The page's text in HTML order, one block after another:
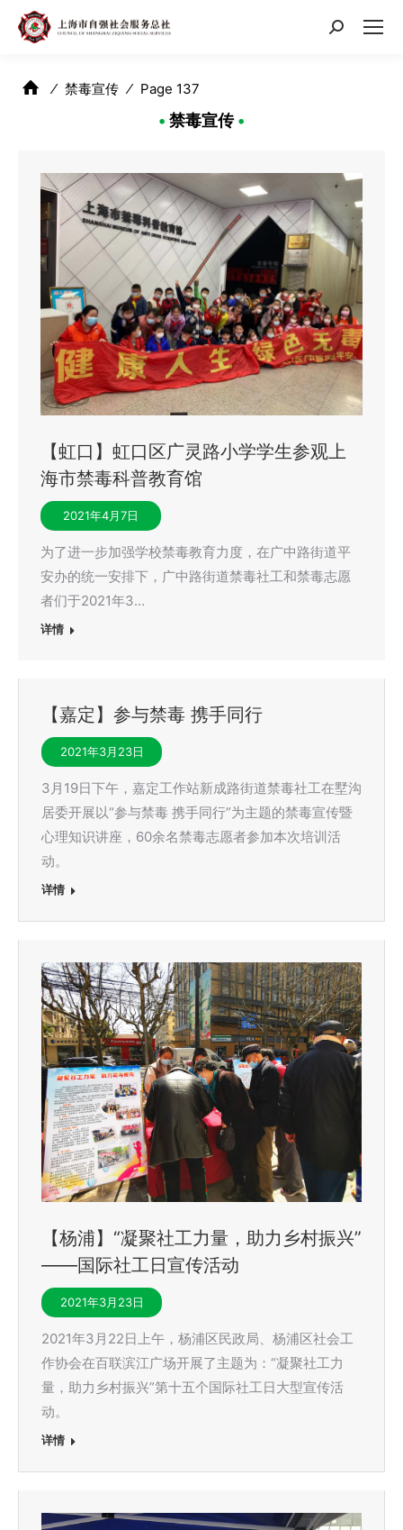
搜
⁄ 禁毒宣传 ⁄ Page 137
• 禁毒宣传•
【虹口】虹口区广灵路小学学生参观上
海市禁毒科普教育馆
2021年4月7日
为了进一步加强学校禁毒教育力度，在广中路街道平
安办的统一安排下，广中路街道禁毒社工和禁毒志愿
者们于2021年3…
详情
【嘉定】参与禁毒 携手同行
2021年3月23日
3月19日下午，嘉定工作站新成路街道禁毒社工在墅沟
居委开展以“参与禁毒 携手同行”为主题的禁毒宣传暨
心理知识讲座，60余名禁毒志愿者参加本次培训活
动。
详情
【杨浦】“凝聚社工力量，助力乡村振兴”
——国际社工日宣传活动
2021年3月23日
2021年3月22日上午，杨浦区民政局、杨浦区社会工
作协会在百联滨江广场开展了主题为：“凝聚社工力
量，助力乡村振兴”第十五个国际社工日大型宣传活
动。
详情